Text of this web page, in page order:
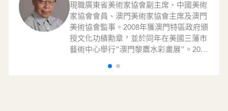
現職廣東省美術家協會副主席、中國美術
家協會會員、澳門美術家協會主席及澳門
美術協會監事。2008年獲澳門特區政府頒
授文化功績勳章，並於同年在美國三藩市
藝術中心舉行“澳門黎鷹水彩畫展”。2012